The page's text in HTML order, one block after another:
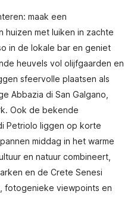
maak een
huizen met luiken in zachte
in de lokale bar en geniet
heuvels vol olijfgaarden en
sfeervolle plaatsen als
Abbazia di San Galgano,
Ook de bekende
Petriolo liggen op korte
middag in het warme
en natuur combineert,
en de Crete Senesi
fotogenieke viewpoints en